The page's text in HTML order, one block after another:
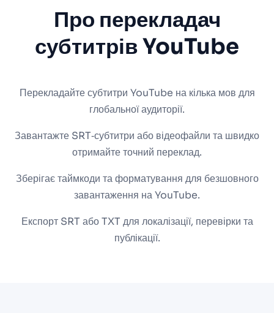
Про перекладач
субтитрів YouTube
Перекладайте субтитри YouTube на кілька мов для
глобальної аудиторії.
Завантажте SRT‑субтитри або відеофайли та швидко
отримайте точний переклад.
Зберігає таймкоди та форматування для безшовного
завантаження на YouTube.
Експорт SRT або TXT для локалізації, перевірки та
публікації.